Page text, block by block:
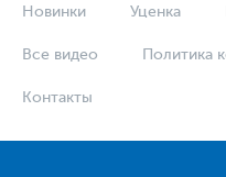
Новинки Уценка
Все видео Политика
Контакты